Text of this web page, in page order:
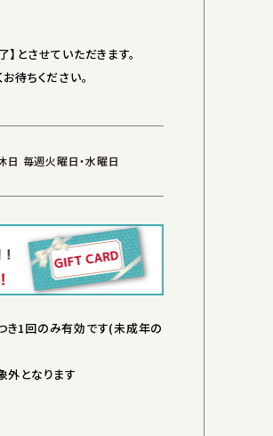
とさせていただきます。
待ちください。
日 毎週火曜日・水曜日
1回のみ有効です(未成年の
外となります